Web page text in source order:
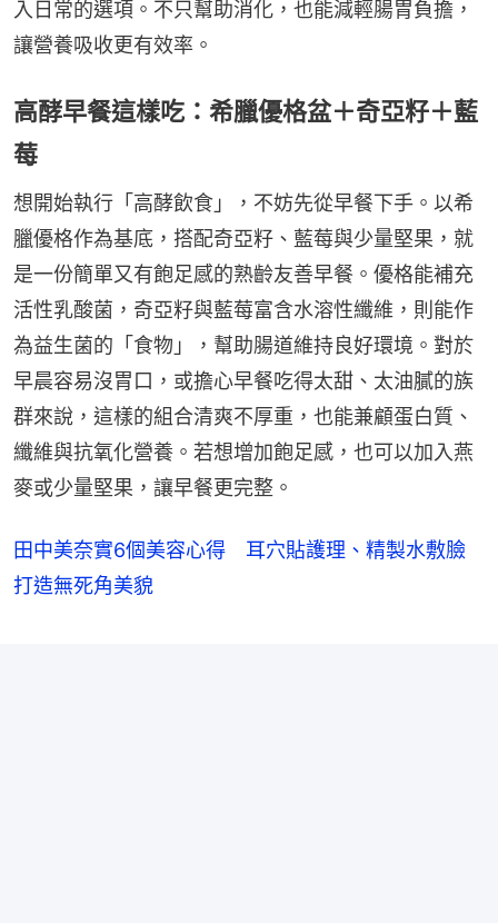
入日常的選項。不只幫助消化，也能減輕腸胃負擔，
讓營養吸收更有效率。
高酵早餐這樣吃：希臘優格盆＋奇亞籽＋藍
莓
想開始執行「高酵飲食」，不妨先從早餐下手。以希
臘優格作為基底，搭配奇亞籽、藍莓與少量堅果，就
是一份簡單又有飽足感的熟齡友善早餐。優格能補充
活性乳酸菌，奇亞籽與藍莓富含水溶性纖維，則能作
為益生菌的「食物」，幫助腸道維持良好環境。對於
早晨容易沒胃口，或擔心早餐吃得太甜、太油膩的族
群來說，這樣的組合清爽不厚重，也能兼顧蛋白質、
纖維與抗氧化營養。若想增加飽足感，也可以加入燕
麥或少量堅果，讓早餐更完整。
田中美奈實6個美容心得 耳穴貼護理、精製水敷臉
打造無死角美貌